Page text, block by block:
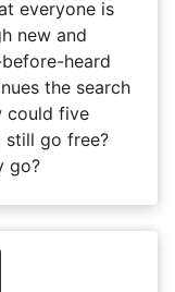
everyone is
new and
heard
the search
could five
still go free?
go?